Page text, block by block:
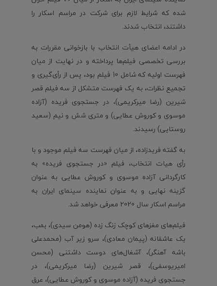
شده که شرایط لازم برای شرکت در مراسم اسکار را
داشتند، انتخاب شدند.
در ادامه اعضای هیأت انتخاب با بازخوانی مقررات به
بررسی تخصصی فیلم‌ها پرداخته و در نهایت از میان
فهرست اولیه که شامل 10 فیلم بود، پس از رأی‌گیری و
تجمیع نظرات، به یک فهرست متشکل از سه فیلم قصر
شیرین (رضا میرکریمی)، در جستجوی فریده (آزاده
موسوی و کوروش عطایی) و متری شش و نیم (سعید
روستایی) رسیدند.
به گفته فریدزاده، از میان فهرست سه فیلم موجود و با
رأی هیات انتخاب، فیلم «در جستجوی فریده» به
کارگردانی آزاده موسوی و کوروش عطایی به عنوان
گزینه نهایی و به عنوان نماینده سینمای ایران به
مراسم اسکار سال 2020 معرفی خواهد شد.
فیلم‌های مغزهای کوچک زنگ زده (هومن سیدی)، بمب،
یک عاشقانه (پیمان معادی)، سرو زیر آب (محمدعلی
باشه آهنگر)، آشغال‌های دوست داشتنی (محسن
امیریوسفی)، قصر شیرین (رضا میرکریمی)، در
جستجوی فریده (آزاده موسوی و کوروش عطایی)، عرق